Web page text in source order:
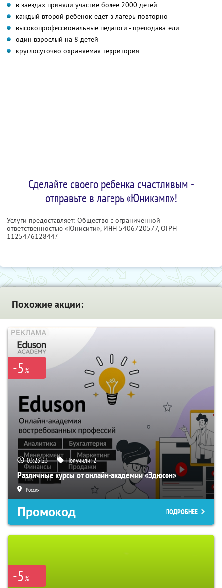
в заездах приняли участие более 2000 детей
каждый второй ребенок едет в лагерь повторно
высокопрофессиональные педагоги - преподаватели
один взрослый на 8 детей
круглосуточно охраняемая территория
Сделайте своего ребенка счастливым -
отправьте в лагерь «Юникэмп»!
Услуги предоставляет: Общество с ограниченной
ответственностью «Юнисити», ИНН 5406720577, ОГРН
1125476128447
Похожие акции:
-5%
03:23:22 Получили:2
Различные курсы от онлайн-академии «Эдюсон»
Россия
Промокод ПОДРОБНЕЕ
-5%